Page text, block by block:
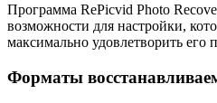
Программа RePicvid Photo
возможности для настройки,
максимально удовлетворить его
Форматы